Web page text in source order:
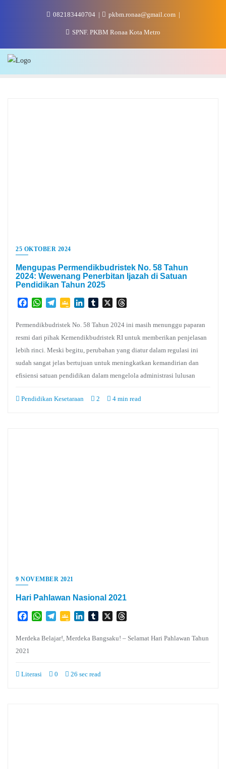
082183440704 pkbm.ronaa@gmail.com
SPNF. PKBM Ronaa Kota Metro
25 OKTOBER 2024
Mengupas Permendikbudristek No. 58 Tahun
2024: Wewenang Penerbitan Ijazah di Satuan
Pendidikan Tahun 2025
FacebookWhatsApp
TelegramGoogleLinkedInTumblr
X
Permendikbudristek No. 58 Tahun 2024 ini masih menunggu paparan
resmi dari pihak Kemendikbudristek RI untuk memberikan penjelasan
lebih rinci. Meski begitu, perubahan yang diatur dalam regulasi ini
sudah sangat jelas bertujuan untuk meningkatkan kemandirian dan
efisiensi satuan pendidikan dalam mengelola administrasi lulusan
Pendidikan Kesetaraan 2 4 min read
9 NOVEMBER 2021
Hari Pahlawan Nasional 2021
FacebookWhatsApp
TelegramGoogleLinkedInTumblr
X
Merdeka Belajar!, Merdeka Bangsaku! – Selamat Hari Pahlawan Tahun
2021
Literasi 0 26 sec read